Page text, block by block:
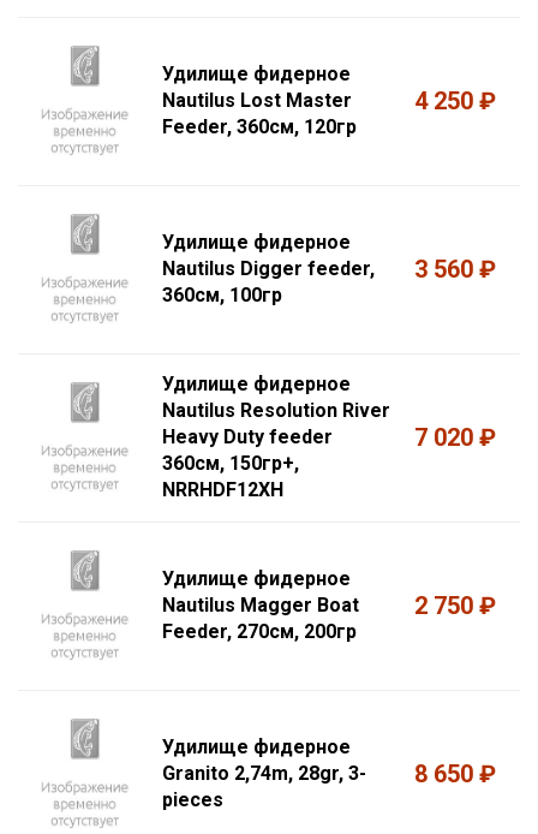
Удилище фидерное
Nautilus Lost Master
Feeder, 360см, 120гр
4 250 ₽
Удилище фидерное
Nautilus Digger feeder,
360см, 100гр
3 560 ₽
Удилище фидерное
Nautilus Resolution River
Heavy Duty feeder
360см, 150гр+,
NRRHDF12XH
7 020 ₽
Удилище фидерное
Nautilus Magger Boat
Feeder, 270см, 200гр
2 750 ₽
Удилище фидерное
Granito 2,74m, 28gr, 3-
pieces
8 650 ₽